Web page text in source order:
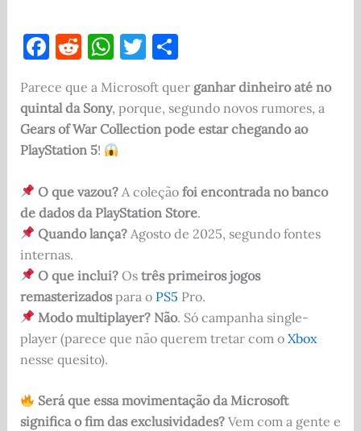
F
c
e
b
o
k
R
d
di
t
W
at
s
A
p
T
it
te
S
ar
e
Parece que a Microsoft quer ganhar dinheiro até no
quintal da Sony, porque, segundo novos rumores, a
Gears of War Collection pode estar chegando ao
PlayStation 5!
O que vazou?A coleção foi encontrada no banco
de dados da PlayStation Store.
Quando lança?Agosto de 2025, segundo fontes
internas.
O que inclui?Os três primeiros jogos
remasterizadospara o PS5 Pro.
Modo multiplayer? Não. Só campanha single-
player (parece que não querem tretar com o Xbox
nesse quesito).
Será que essa movimentação da Microsoft
significa o fim das exclusividades?Vem com a gente e